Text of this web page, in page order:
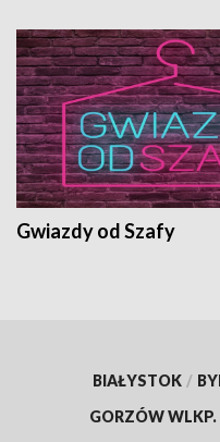
Gwiazdy od Szafy
BIAŁYSTOK /
GORZÓW WLKP.